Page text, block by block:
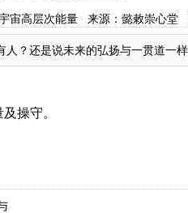
宙高层次能量 来源：懿敕崇心堂
？还是说未来的弘扬与一贯道一
操守。